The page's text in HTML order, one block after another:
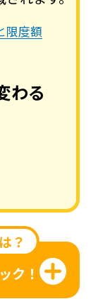
限度額
わる
ク！
？